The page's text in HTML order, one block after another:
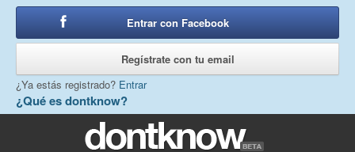
¿Qué es dontknow?
Entrar con Facebook
Regístrate con tu email
¿Ya estás registrado? Entrar